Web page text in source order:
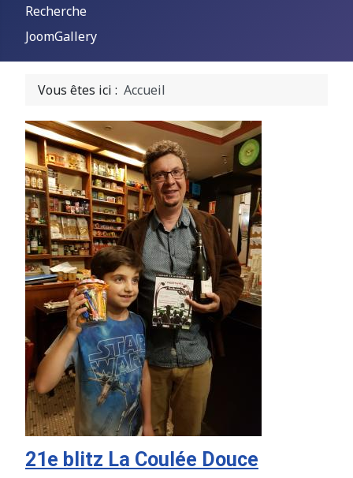
Recherche
JoomGallery
Vous êtes ici : Accueil
21e blitz La Coulée Douce